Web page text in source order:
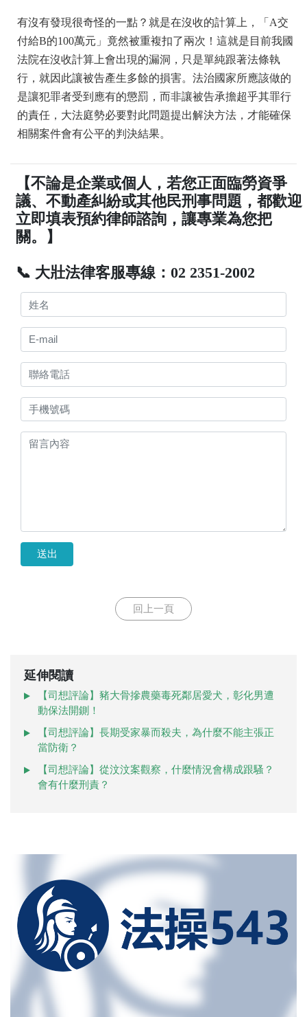
有沒有發現很奇怪的一點？就是在沒收的計算上，「A交
付給B的100萬元」竟然被重複扣了兩次！這就是目前我國
法院在沒收計算上會出現的漏洞，只是單純跟著法條執
行，就因此讓被告產生多餘的損害。法治國家所應該做的
是讓犯罪者受到應有的懲罰，而非讓被告承擔超乎其罪行
的責任，大法庭勢必要對此問題提出解決方法，才能確保
相關案件會有公平的判決結果。
【不論是企業或個人，若您正面臨勞資爭
議、不動產糾紛或其他民刑事問題，都歡迎
立即填表預約律師諮詢，讓專業為您把
關。】
📞 大壯法律客服專線：02 2351-2002
送出
回上一頁
延伸閱讀
【司想評論】豬大骨摻農藥毒死鄰居愛犬，彰化男遭
動保法開鍘！
【司想評論】長期受家暴而殺夫，為什麼不能主張正
當防衛？
【司想評論】從汶汶案觀察，什麼情況會構成跟騷？
會有什麼刑責？